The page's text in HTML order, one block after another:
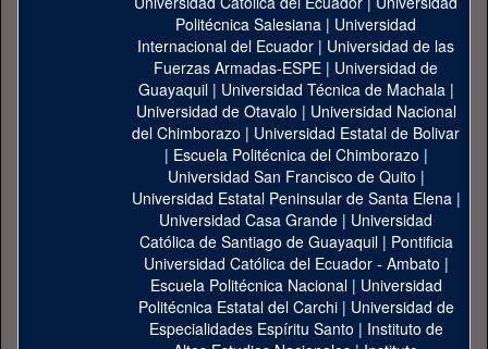
Politécnica Salesiana | Universidad
Internacional del Ecuador | Universidad de las
Fuerzas Armadas-ESPE | Universidad de
Guayaquil| Universidad Técnica de Machala|
Universidad de Otavalo | Universidad Nacional
del Chimborazo | Universidad Estatal de Bolivar
| Escuela Politécnica del Chimborazo |
Universidad San Francisco de Quito |
Universidad Estatal Peninsular de Santa Elena|
Universidad Casa Grande | Universidad
Católica de Santiago de Guayaquil| Pontificia
Universidad Católica del Ecuador - Ambato |
Escuela Politécnica Nacional| Universidad
Politécnica Estatal del Carchi| Universidad de
Especialidades Espíritu Santo | Instituto de